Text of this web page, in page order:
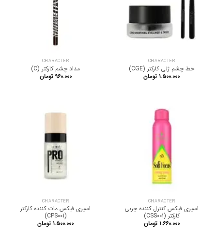
CHARACTER
خط چشم ژلی کارکتر (CGE)
۱.۵۰۰.۰۰۰ تومان
CHARACTER
مداد چشم کارکتر (C)
۹۶۰.۰۰۰ تومان
CHARACTER
اسپری فیکس کنترل کننده چربی
کارکتر (CSS001)
۱.۶۶۰.۰۰۰ تومان
CHARACTER
اسپری فیکس مات کننده کارکتر
(CPS001)
۱.۵۰۰.۰۰۰ تومان